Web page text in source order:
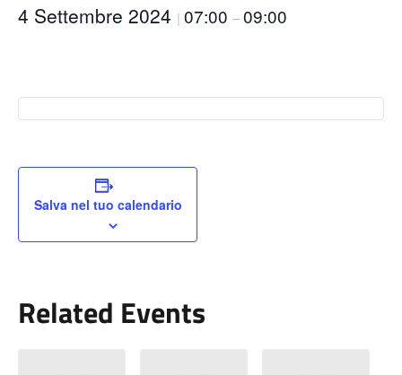
4 Settembre 2024 | 07:00 –09:00
Salva nel tuo calendario
Related Events